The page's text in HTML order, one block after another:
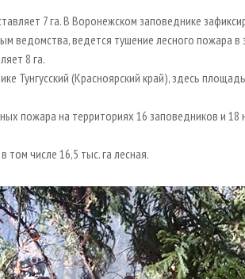
7 га. В Воронежском заповеднике
ведомства, ведется тушение лесного пожара в
8 га.
Тунгусский (Красноярский край), здесь
пожара на территориях 16 заповедников и
числе 16,5 тыс. га лесная.